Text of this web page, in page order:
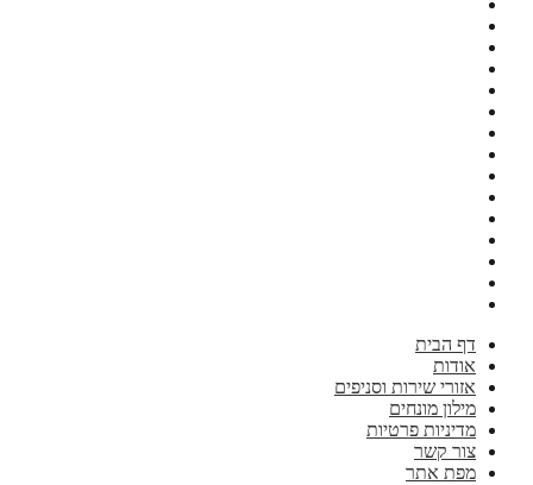
דף הבית
אודות
אזורי שירות וסניפים
מילון מונחים
מדיניות פרטיות
צור קשר
מפת אתר